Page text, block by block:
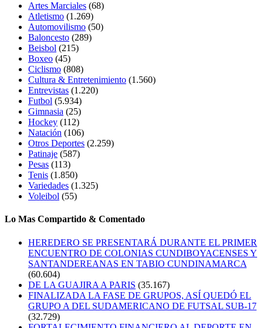
Artes Marciales (68)
Atletismo (1.269)
Automovilismo (50)
Baloncesto (289)
Beisbol (215)
Boxeo (45)
Ciclismo (808)
Cultura & Entretenimiento (1.560)
Entrevistas (1.220)
Futbol (5.934)
Gimnasia (25)
Hockey (112)
Natación (106)
Otros Deportes (2.259)
Patinaje (587)
Pesas (113)
Tenis (1.850)
Variedades (1.325)
Voleibol (55)
Lo Mas Compartido & Comentado
HEREDERO SE PRESENTARÁ DURANTE EL PRIMER
ENCUENTRO DE COLONIAS CUNDIBOYACENSES Y
SANTANDEREANAS EN TABIO CUNDINAMARCA
(60.604)
DE LA GUAJIRA A PARIS (35.167)
FINALIZADA LA FASE DE GRUPOS, ASÍ QUEDÓ EL
GRUPO A DEL SUDAMERICANO DE FUTSAL SUB-17
(32.729)